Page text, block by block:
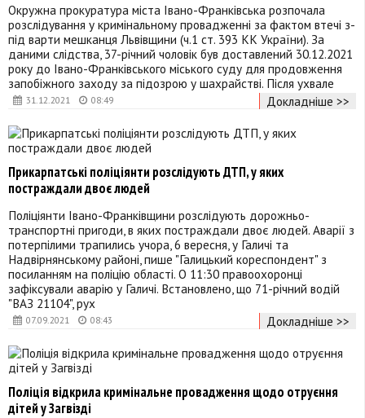
31.12.2021 08:49
Окружна прокуратура міста Івано-Франківська розпочала
розслідування у кримінальному провадженні за фактом втечі з-
під варти мешканця Львівщини (ч.1 ст. 393 КК України). За
даними слідства, 37-річний чоловік був доставлений 30.12.2021
року до Івано-Франківського міського суду для продовження
запобіжного заходу за підозрою у шахрайстві. Після ухвале
Докладніше >>
07.09.2021 08:43
Прикарпатські поліціянти розслідують ДТП, у яких
постраждали двоє людей
Поліціянти Івано-Франківщини розслідують дорожньо-
транспортні пригоди, в яких постраждали двоє людей. Аварії з
потерпілими трапились учора, 6 вересня, у Галичі та
Надвірнянському районі, пише "Галицький кореспондент" з
посиланням на поліцію області. О 11:30 правоохоронці
зафіксували аварію у Галичі. Встановлено, що 71-річний водій
"ВАЗ 21104", рух
Докладніше >>
Поліція відкрила кримінальне провадження щодо отруєння
дітей у Загвізді